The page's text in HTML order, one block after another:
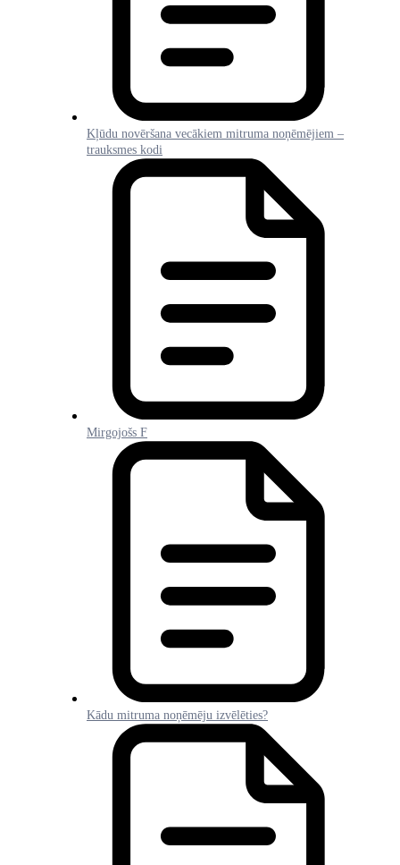
Kļūdu novēršana vecākiem mitruma noņēmējiem –
trauksmes kodi
Mirgojošs F
Kādu mitruma noņēmēju izvēlēties?